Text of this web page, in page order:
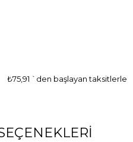
₺75,91 `den başlayan taksitlerle